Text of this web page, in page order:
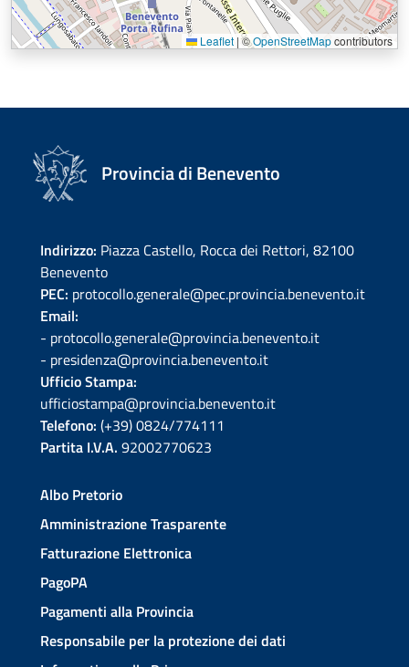
Leaflet |©OpenStreetMapcontributors
Provincia di Benevento
Indirizzo: Piazza Castello, Rocca dei Rettori, 82100
Benevento
PEC: protocollo.generale@pec.provincia.benevento.it
Email:
- protocollo.generale@provincia.benevento.it
- presidenza@provincia.benevento.it
Ufficio Stampa:
ufficiostampa@provincia.benevento.it
Telefono: (+39) 0824/774111
Partita I.V.A. 92002770623
Albo Pretorio
Amministrazione Trasparente
Fatturazione Elettronica
PagoPA
Pagamenti alla Provincia
Responsabile per la protezione dei dati